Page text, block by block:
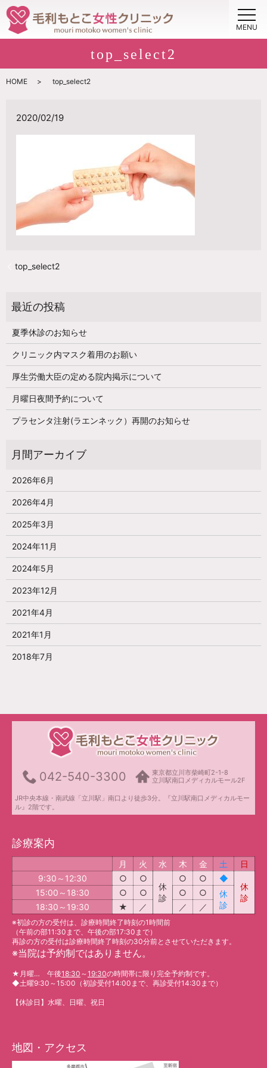
MENU
top_select2
HOME top_select2
2020/02/19
top_select2
夏季休診のお知らせ
クリニック内マスク着用のお願い
厚生労働大臣の定める院内掲示について
月曜日夜間予約について
プラセンタ注射(ラエンネック）再開のお知らせ
2026年6月
2026年4月
2025年3月
2024年11月
2024年5月
2023年12月
2021年4月
2021年1月
2018年7月
042-540-3300
東京都立川市柴崎町2-1-8
立川駅南口メディカルモール2F
JR中央本線・南武線「立川駅」南口より徒歩3分。『立川駅南口メディカルモー
ル』2階です。
診療案内
月 火 水 木 金 土
日
9:30～12:30
○
○
休
診
○ ○
◆
休
診
15:00～18:30 ○ ○ ○ ○
休
診
18:30～19:30 ★ ／ ／ ／
※初診の方の受付は、診療時間終了時刻の1時間前
（午前の部11:30まで、午後の部17:30まで）
再診の方の受付は診療時間終了時刻の30分前とさせていただきます。
※当院は予約制ではありません。
★ 月曜… 午後18:30 ～19:30の時間帯に限り完全予約制です。
◆土曜9:30～15:00（初診受付14:00まで、再診受付14:30まで）
【休診日】水曜、日曜、祝日
地図・アクセス